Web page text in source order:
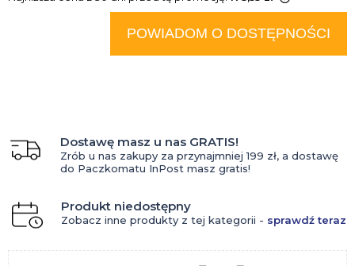
Jeżeli produkt jest sprzedawany
krócej niż 30 dni, wyświetlana jest
najniższa cena od momentu, kiedy
produkt pojawił się w sprzedaży.
POWIADOM O DOSTĘPNOŚCI
Dostawę masz u nas GRATIS!
Zrób u nas zakupy za przynajmniej 199 zł, a dostawę
do Paczkomatu InPost masz gratis!
Produkt niedostępny
Zobacz inne produkty z tej kategorii - sprawdź teraz